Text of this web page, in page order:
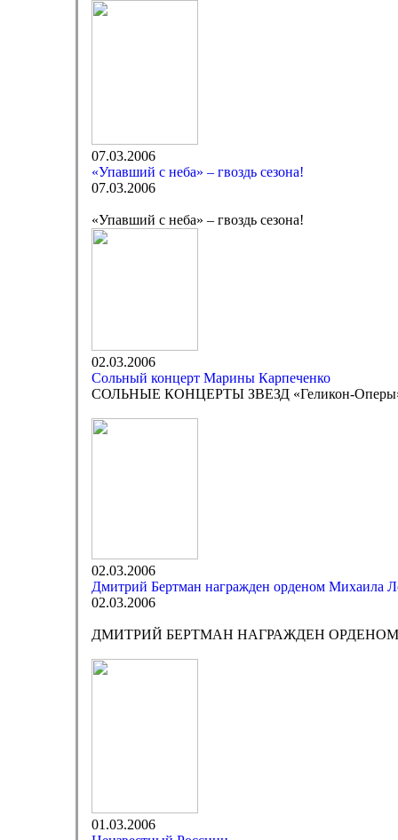
07.03.2006
«Упавший с неба» – гвоздь сезона!
07.03.2006
«Упавший с неба» – гвоздь сезона!
02.03.2006
Сольный концерт Марины Карпеченко
СОЛЬНЫЕ КОНЦЕРТЫ ЗВЕЗД «Геликон-
02.03.2006
Дмитрий Бертман награжден орденом Михаила
02.03.2006
ДМИТРИЙ БЕРТМАН НАГРАЖДЕН
01.03.2006